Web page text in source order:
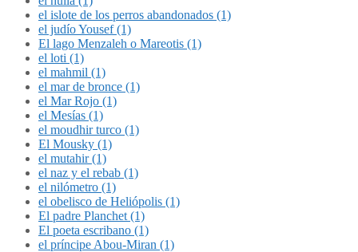
el islote de los perros abandonados (1)
el judío Yousef (1)
El lago Menzaleh o Mareotis (1)
el loti (1)
el mahmil (1)
el mar de bronce (1)
el Mar Rojo (1)
el Mesías (1)
el moudhir turco (1)
El Mousky (1)
el mutahir (1)
el naz y el rebab (1)
el nilómetro (1)
el obelisco de Heliópolis (1)
El padre Planchet (1)
El poeta escribano (1)
el príncipe Abou-Miran (1)